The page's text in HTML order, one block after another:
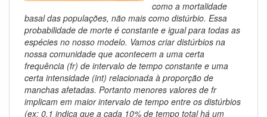
como a mortalidade
basal das populações, não mais como distúrbio. Essa
probabilidade de morte é constante e igual para todas as
espécies no nosso modelo. Vamos criar distúrbios na
nossa comunidade que acontecem a uma certa
frequência (fr) de intervalo de tempo constante e uma
certa intensidade (int) relacionada à proporção de
manchas afetadas. Portanto menores valores de fr
implicam em maior intervalo de tempo entre os distúrbios
(ex: 0.1 indica que a cada 10% de tempo total há um